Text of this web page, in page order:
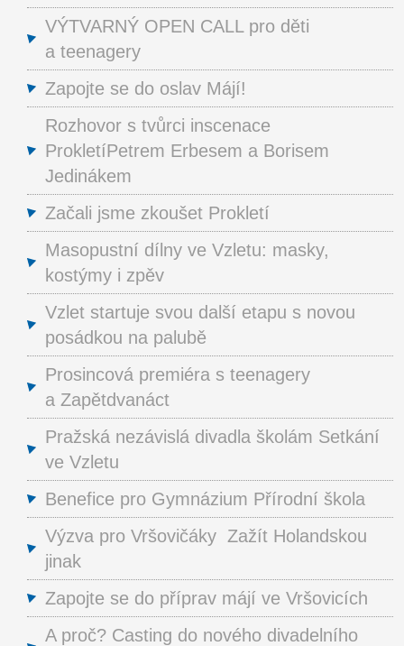
VÝTVARNÝ OPEN CALL pro děti
a teenagery
Zapojte se do oslav Májí!
Rozhovor s tvůrci inscenace
ProkletíPetrem Erbesem a Borisem
Jedinákem
Začali jsme zkoušet Prokletí
Masopustní dílny ve Vzletu: masky,
kostýmy i zpěv
Vzlet startuje svou další etapu s novou
posádkou na palubě
Prosincová premiéra s teenagery
a Zapětdvanáct
Pražská nezávislá divadla školám Setkání
ve Vzletu
Benefice pro Gymnázium Přírodní škola
Výzva pro Vršovičáky Zažít Holandskou
jinak
Zapojte se do příprav májí ve Vršovicích
A proč? Casting do nového divadelního